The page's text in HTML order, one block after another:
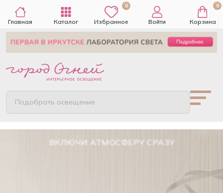
Главная Каталог
0
Избранное Войти
0
Корзина
Подобрать освещение
ВКЛЮЧИ АТМОСФЕРУ СРАЗУ